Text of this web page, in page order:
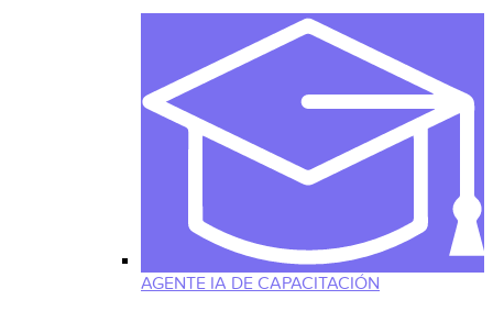
AGENTE IA DE CAPACITACIÓN